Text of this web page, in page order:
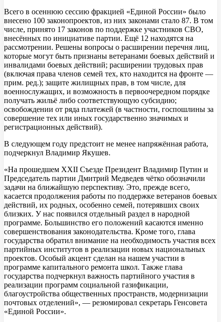
Всего в осеннюю сессию фракцией «Единой России» было
внесено 100 законопроектов, из них законами стало 87. В том
числе, принято 17 законов по поддержке участников СВО,
внесённых по инициативе партии. Ещё 12 находятся на
рассмотрении. Решены вопросы о расширении перечня лиц,
которые могут быть признаны ветеранами боевых действий и
инвалидами боевых действий; расширении трудовых прав
(включая права членов семей тех, кто находится на фронте —
прим. ред.); защите жилищных прав, в том числе, для
военнослужащих, и возможность в первоочередном порядке
получать жильё либо соответствующую субсидию;
освобождении от ряда платежей (в частности, госпошлины за
совершение тех или иных государственно значимых и
регистрационных действий).
В следующем году предстоит не менее напряжённая работа,
подчеркнул Владимир Якушев.
«На прошедшем XXII Съезде Президент Владимир Путин и
Председатель партии Дмитрий Медведев чётко обозначили
задачи на ближайшую перспективу. Это, прежде всего,
касается продолжения работы по поддержке ветеранов боевых
действий, их родных, особенно семей, потерявших своих
близких. У нас появился отдельный раздел в народной
программе. Большинство его положений касаются именно
совершенствования законодательства. Кроме того, глава
государства обратил внимание на необходимость участия всех
партийных институтов в реализации новых национальных
проектов. Особый акцент сделан на нашем участии в
программе капитального ремонта школ. Также глава
государства подчеркнул важность партийного участия в
реализации программ социальной газификации,
благоустройства общественных пространств, модернизации
почтовых отделений», — резюмировал секретарь Генсовета
«Единой России».